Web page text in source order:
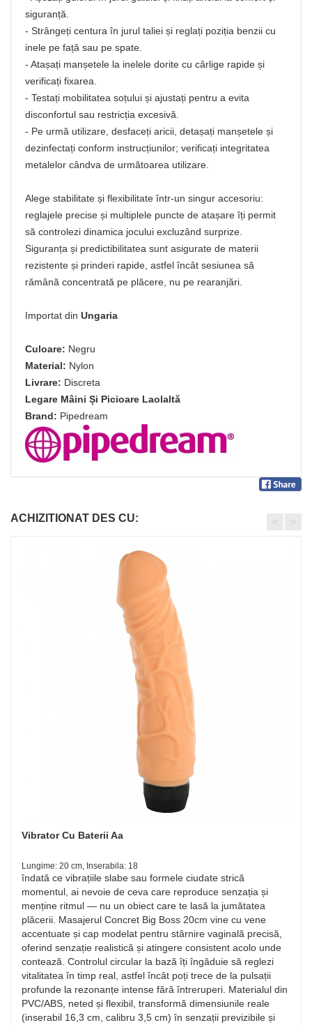
siguranță.
- Strângeți centura în jurul taliei și reglați poziția benzii cu
inele pe față sau pe spate.
- Atașați manșetele la inelele dorite cu cârlige rapide și
verificați fixarea.
- Testați mobilitatea soțului și ajustați pentru a evita
disconfortul sau restricția excesivă.
- Pe urmă utilizare, desfaceți aricii, detașați manșetele și
dezinfectați conform instrucțiunilor; verificați integritatea
metalelor cândva de următoarea utilizare.
Alege stabilitate și flexibilitate într‑un singur accesoriu:
reglajele precise și multiplele puncte de atașare îți permit
să controlezi dinamica jocului excluzând surprize.
Siguranța și predictibilitatea sunt asigurate de materii
rezistente și prinderi rapide, astfel încât sesiunea să
rămână concentrată pe plăcere, nu pe rearanjări.
Importat din Ungaria
Culoare: Negru
Material: Nylon
Livrare: Discreta
Legare Mâini Și Picioare Laolaltă
Brand: Pipedream
ACHIZITIONAT DES CU:
Vibrator Cu Baterii Aa
Lungime: 20 cm, Inserabila: 18
îndată ce vibrațiile slabe sau formele ciudate strică
momentul, ai nevoie de ceva care reproduce senzația și
menține ritmul — nu un obiect care te lasă la jumătatea
plăcerii. Masajerul Concret Big Boss 20cm vine cu vene
accentuate și cap modelat pentru stârnire vaginală precisă,
oferind senzație realistică și atingere consistent acolo unde
contează. Controlul circular la bază îți îngăduie să reglezi
vitalitatea în timp real, astfel încât poți trece de la pulsații
profunde la rezonanțe intense fără întreruperi. Materialul din
PVC/ABS, neted și flexibil, transformă dimensiunile reale
(inserabil 16,3 cm, calibru 3,5 cm) în senzații previzibile și
< >